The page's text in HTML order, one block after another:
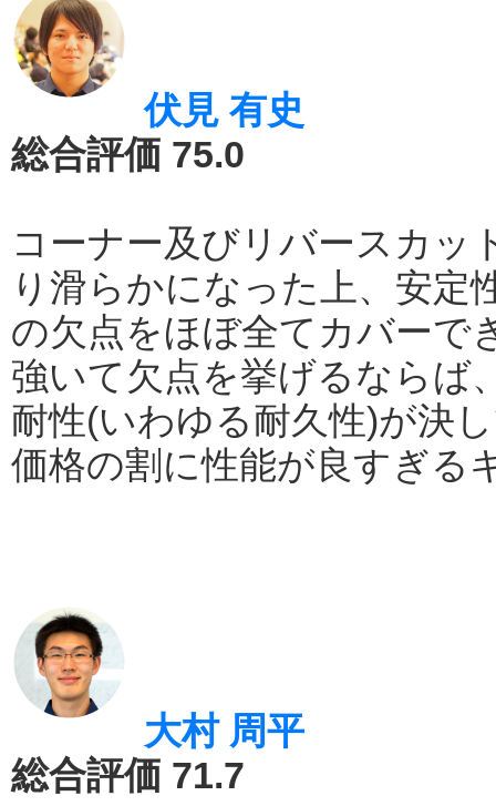
伏見 有史
総合評価 75.0
コーナー及びリバースカッ
り滑らかになった上、安定
の欠点をほぼ全てカバーで
強いて欠点を挙げるならば
耐性(いわゆる耐久性)が決
価格の割に性能が良すぎる
大村 周平
総合評価 71.7